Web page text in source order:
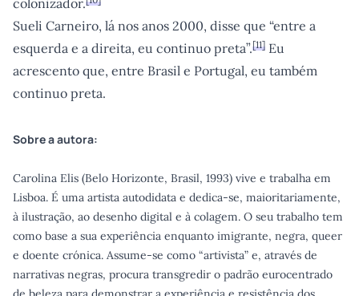
colonizador.
Sueli Carneiro, lá nos anos 2000, disse que “entre a
esquerda e a direita, eu continuo preta”.[11] Eu
acrescento que, entre Brasil e Portugal, eu também
continuo preta.
Sobre a autora:
Carolina Elis (Belo Horizonte, Brasil, 1993) vive e trabalha em
Lisboa. É uma artista autodidata e dedica-se, maioritariamente,
à ilustração, ao desenho digital e à colagem. O seu trabalho tem
como base a sua experiência enquanto imigrante, negra, queer
e doente crónica. Assume-se como “artivista” e, através de
narrativas negras, procura transgredir o padrão eurocentrado